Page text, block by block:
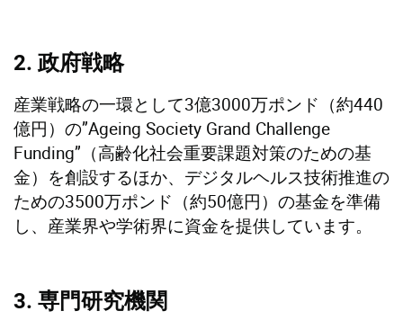
2. 政府戦略
産業戦略の一環として3億3000万ポンド（約440
億円）の”Ageing Society Grand Challenge
Funding”（高齢化社会重要課題対策のための基
金）を創設するほか、デジタルヘルス技術推進の
ための3500万ポンド（約50億円）の基金を準備
し、産業界や学術界に資金を提供しています。
3. 専門研究機関